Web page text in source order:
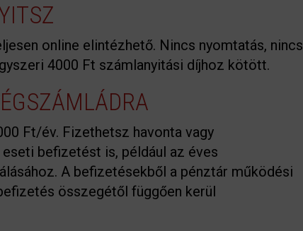
online elintézhető. Nincs nyomtatás, nincs
4000 Ft számlanyitási díjhoz kötött.
Ft/év. Fizethetsz havonta vagy
befizetést is, például az éves
A befizetésekből a pénztár működési
összegétől függően kerül